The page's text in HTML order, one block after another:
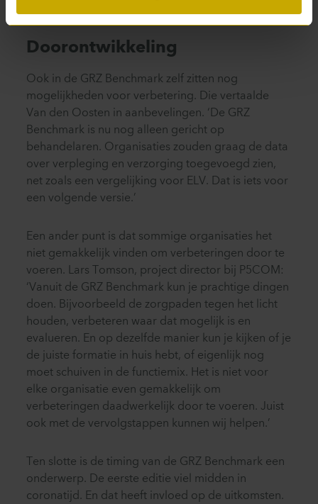
Doorontwikkeling
Ook in de GRZ Benchmark zelf zitten nog
mogelijkheden voor verbetering. Die vertaalde
Van den Oosten in aanbevelingen. ‘De GRZ
Benchmark is nu nog alleen gericht op
behandelaren. Organisaties zouden graag de data
over verpleging en verzorging toegevoegd zien,
net zoals een vergelijking voor ELV. Dat is iets voor
een volgende versie.’
Een ander punt is dat sommige organisaties het
niet gemakkelijk vinden om verbeteringen door te
voeren. Lars Tomson, project director bij P5COM:
‘Vanuit de GRZ Benchmark kun je prachtige dingen
doen. Bijvoorbeeld de zorgpaden tegen het licht
houden, verbeteren waar dat mogelijk is en
evalueren. En op dezelfde manier kun je kijken of je
de juiste formatie in huis hebt, of eigenlijk nog
moet schuiven in de functiemix. Het is niet voor
elke organisatie even gemakkelijk om
verbeteringen daadwerkelijk door te voeren. Juist
ook met de vervolgstappen kunnen wij helpen.’
Ten slotte is de timing van de GRZ Benchmark een
onderwerp. De eerste editie viel midden in
coronatijd. En dat heeft invloed op de uitkomsten.